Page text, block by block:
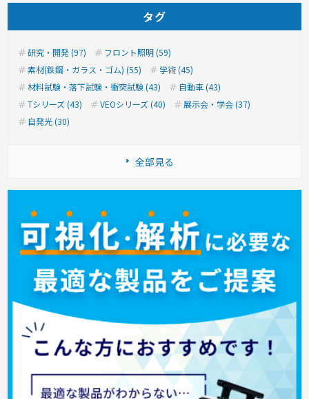
タグ
研究・開発 (97)
フロント照明 (59)
素材(鉄鋼・ガラス・ゴム) (55)
学術 (45)
材料試験・落下試験・衝突試験 (43)
自動車 (43)
Tシリーズ (43)
VEOシリーズ (40)
展示会・学会 (37)
自発光 (30)
全部見る